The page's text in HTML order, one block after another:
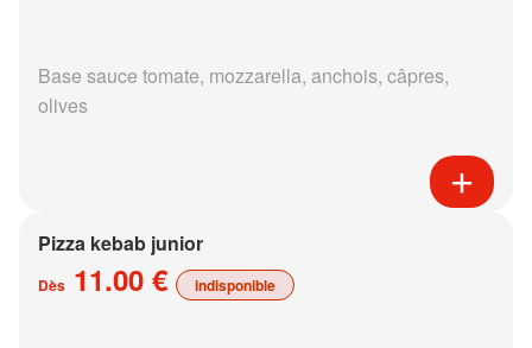
Base sauce tomate, mozzarella, anchois, câpres,
olives
Pizza kebab junior
Dès 11.00 € indisponible